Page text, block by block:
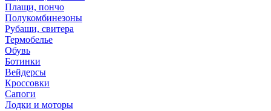
Плащи, пончо
Полукомбинезоны
Рубаши, свитера
Термобелье
Обувь
Ботинки
Вейдерсы
Кроссовки
Сапоги
Лодки и моторы